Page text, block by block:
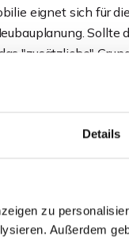
Details
zu
Außerdem
eignet sich für
Sollte
"zusätzliche"
den bebauten Teil
hätte eine
1972 wurde das
über 200 m²
sorgt auch in
Beide
die Immobilie